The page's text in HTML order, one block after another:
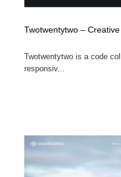
Twotwentytwo –
Twotwentytwo is a code
responsiv...